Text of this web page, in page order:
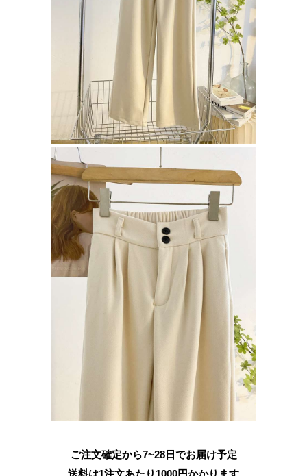
ご注文確定から7~28日でお届け予定
送料は1注文あたり 1000円かかります